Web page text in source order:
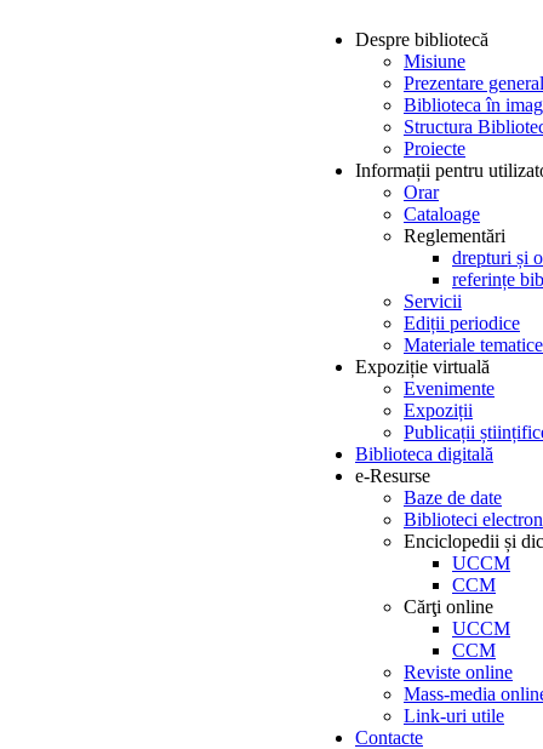
Despre bibliotecă
Misiune
Prezentare
Biblioteca în
Structura
Proiecte
Informații pentru
Orar
Cataloage
Reglementări
drepturi și
referințe
Servicii
Ediții periodice
Materiale tematice
Expoziție virtuală
Evenimente
Expoziții
Publicații
Biblioteca digitală
e-Resurse
Baze de date
Biblioteci
Enciclopedii și
UCCM
CCM
Cărţi online
UCCM
CCM
Reviste online
Mass-media
Link-uri utile
Contacte